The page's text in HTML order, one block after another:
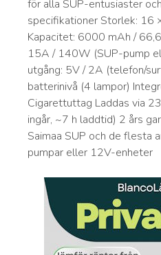
för alla SUP-entusiaster
specifikationer Storlek: 16
Kapacitet: 6000 mAh /
15A / 140W (SUP-pump
utgång: 5V / 2A (telefon/
batterinivå (4 lampor)
Cigarettuttag Laddas via
ingår, ~7 h laddtid) 2 års
Saimaa SUP och de flesta
pumpar eller 12V-enheter